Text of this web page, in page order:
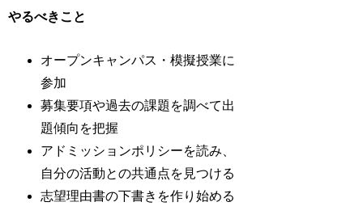
やるべきこと
オープンキャンパス・模擬授業に
参加
募集要項や過去の課題を調べて出
題傾向を把握
アドミッションポリシーを読み、
自分の活動との共通点を見つける
志望理由書の下書きを作り始める